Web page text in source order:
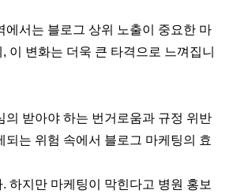
에서는 블로그 상위 노출이 중요한 마
이 변화는 더욱 큰 타격으로 느껴집니
의 받아야 하는 번거로움과 규정 위반
되는 위험 속에서 블로그 마케팅의 효
하지만 마케팅이 막힌다고 병원 홍보